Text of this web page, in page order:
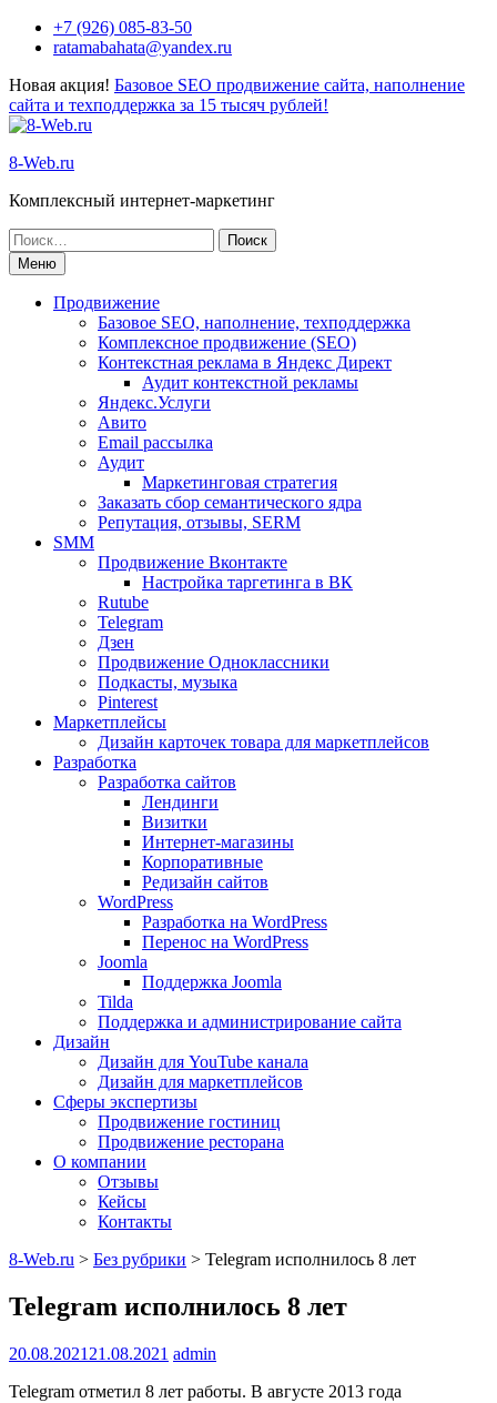
+7 (926) 085-83-50
ratamabahata@yandex.ru
Новая акция! Базовое SEO продвижение сайта, наполнение
сайта и техподдержка за 15 тысяч рублей!
8-Web.ru
Комплексный интернет-маркетинг
Меню
Продвижение
Базовое SEO, наполнение, техподдержка
Комплексное продвижение (SEO)
Контекстная реклама в Яндекс Директ
Аудит контекстной рекламы
Яндекс.Услуги
Авито
Email рассылка
Аудит
Маркетинговая стратегия
Заказать сбор семантического ядра
Репутация, отзывы, SERM
SMM
Продвижение Вконтакте
Настройка таргетинга в ВК
Rutube
Telegram
Дзен
Продвижение Одноклассники
Подкасты, музыка
Pinterest
Маркетплейсы
Дизайн карточек товара для маркетплейсов
Разработка
Разработка сайтов
Лендинги
Визитки
Интернет-магазины
Корпоративные
Редизайн сайтов
WordPress
Разработка на WordPress
Перенос на WordPress
Joomla
Поддержка Joomla
Tilda
Поддержка и администрирование сайта
Дизайн
Дизайн для YouTube канала
Дизайн для маркетплейсов
Сферы экспертизы
Продвижение гостиниц
Продвижение ресторана
О компании
Отзывы
Кейсы
Контакты
8-Web.ru > Без рубрики > Telegram исполнилось 8 лет
Telegram исполнилось 8 лет
20.08.2021 21.08.2021 admin
Telegram отметил 8 лет работы. В августе 2013 года